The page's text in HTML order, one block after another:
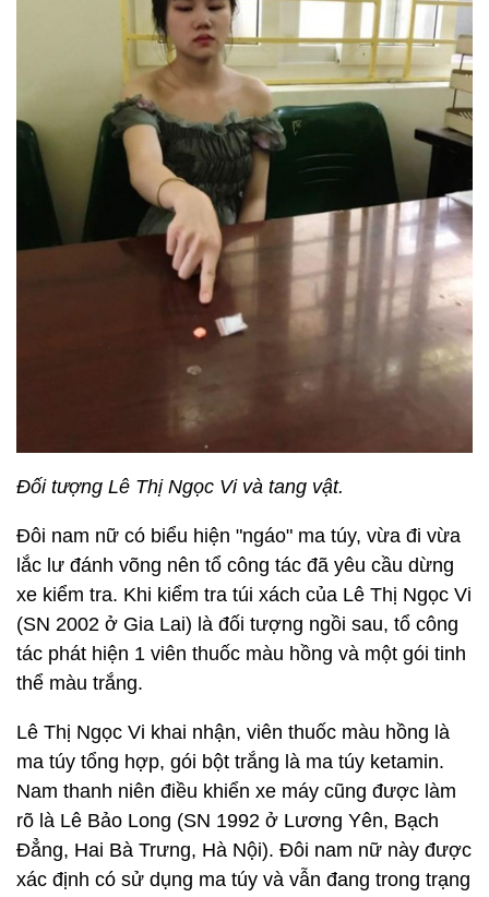
Đối tượng Lê Thị Ngọc Vi và tang vật.
Đôi nam nữ có biểu hiện "ngáo" ma túy, vừa đi vừa
lắc lư đánh võng nên tổ công tác đã yêu cầu dừng
xe kiểm tra. Khi kiểm tra túi xách của Lê Thị Ngọc Vi
(SN 2002 ở Gia Lai) là đối tượng ngồi sau, tổ công
tác phát hiện 1 viên thuốc màu hồng và một gói tinh
thể màu trắng.
Lê Thị Ngọc Vi khai nhận, viên thuốc màu hồng là
ma túy tổng hợp, gói bột trắng là ma túy ketamin.
Nam thanh niên điều khiển xe máy cũng được làm
rõ là Lê Bảo Long (SN 1992 ở Lương Yên, Bạch
Đẳng, Hai Bà Trưng, Hà Nội). Đôi nam nữ này được
xác định có sử dụng ma túy và vẫn đang trong trạng